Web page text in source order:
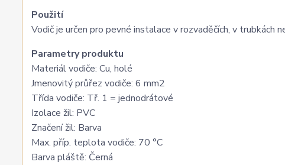
Použití
Vodič je určen pro pevné instalace v rozvaděčích, v trubkách
Parametry produktu
Materiál vodiče: Cu, holé
Jmenovitý průřez vodiče: 6 mm2
Třída vodiče: Tř. 1 = jednodrátové
Izolace žil: PVC
Značení žil: Barva
Max. příp. teplota vodiče: 70 °C
Barva pláště: Černá